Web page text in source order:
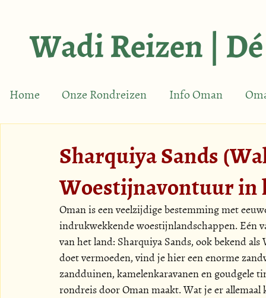
Wadi Reizen |
Home Onze Rondreizen Info Oman
Sharquiya Sands
Woestijnavontuur in
Oman is een veelzijdige bestemming met
indrukwekkende woestijnlandschappen. Eén
van het land: Sharquiya Sands, ook bekend
doet vermoeden, vind je hier een enorme
zandduinen, kamelenkaravanen en goudgele
rondreis door Oman maakt. Wat je er allemaal